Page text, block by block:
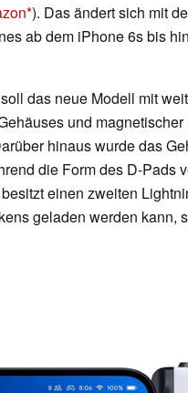
). Das ändert sich mit
ab dem iPhone 6s bis
das neue Modell mit
und magnetischer
hinaus wurde das
die Form des D-Pads
einen zweiten
geladen werden kann,